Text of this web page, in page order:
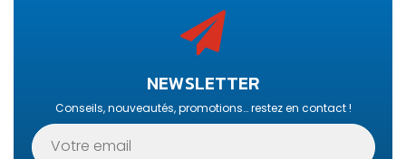
NEWSLETTER
Conseils, nouveautés, promotions… restez en contact !